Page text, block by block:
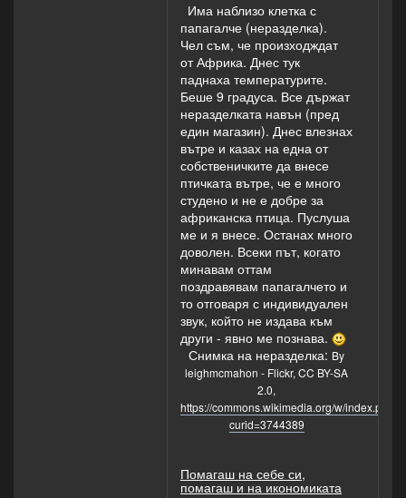
Има наблизо клетка с
папагалче (неразделка).
Чел съм, че произходждат
от Африка. Днес тук
паднаха температурите.
Беше 9 градуса. Все държат
неразделката навън (пред
един магазин). Днес влезнах
вътре и казах на една от
собственичките да внесе
птичката вътре, че е много
студено и не е добре за
африканска птица. Пуслуша
ме и я внесе. Останах много
доволен. Всеки път, когато
минавам оттам
поздравявам папагалчето и
то отговаря с индивидуален
звук, който не издава към
други - явно ме познава.
Снимка на неразделка: By
leighmcmahon - Flickr, CC BY-SA
2.0,
https://commons.wikimedia.org/w/index.php?
curid=3744389
Помагаш на себе си,
помагаш и на икономиката